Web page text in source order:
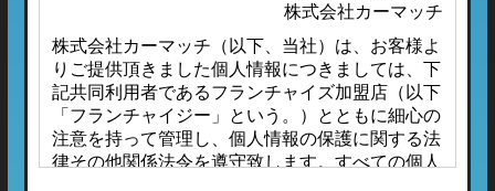
株式会社カーマッチ
株式会社カーマッチ（以下、当社）は、お客様よ
りご提供頂きました個人情報につきましては、下
記共同利用者であるフランチャイズ加盟店（以下
「フランチャイジー」という。）とともに細心の
注意を持って管理し、個人情報の保護に関する法
律その他関係法令を遵守致します。すべての個人